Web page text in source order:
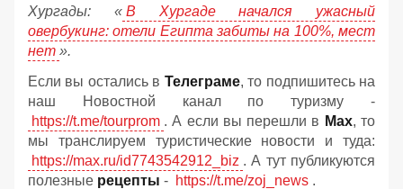
Хургады: « В Хургаде начался ужасный
овербукинг: отели Египта забиты на 100%, мест
нет ».
Если вы остались в Телеграме, то подпишитесь на
наш Новостной канал по туризму -
https://t.me/tourprom . А если вы перешли в Мах, то
мы транслируем туристические новости и туда:
https://max.ru/id7743542912_biz . А тут публикуются
полезные рецепты - https://t.me/zoj_news .